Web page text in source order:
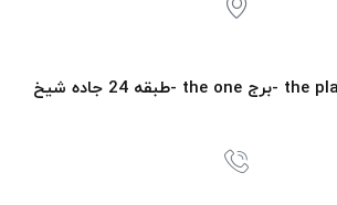
امارات-دبی - the place -برج the one -طبقه 24 جاده شیخ